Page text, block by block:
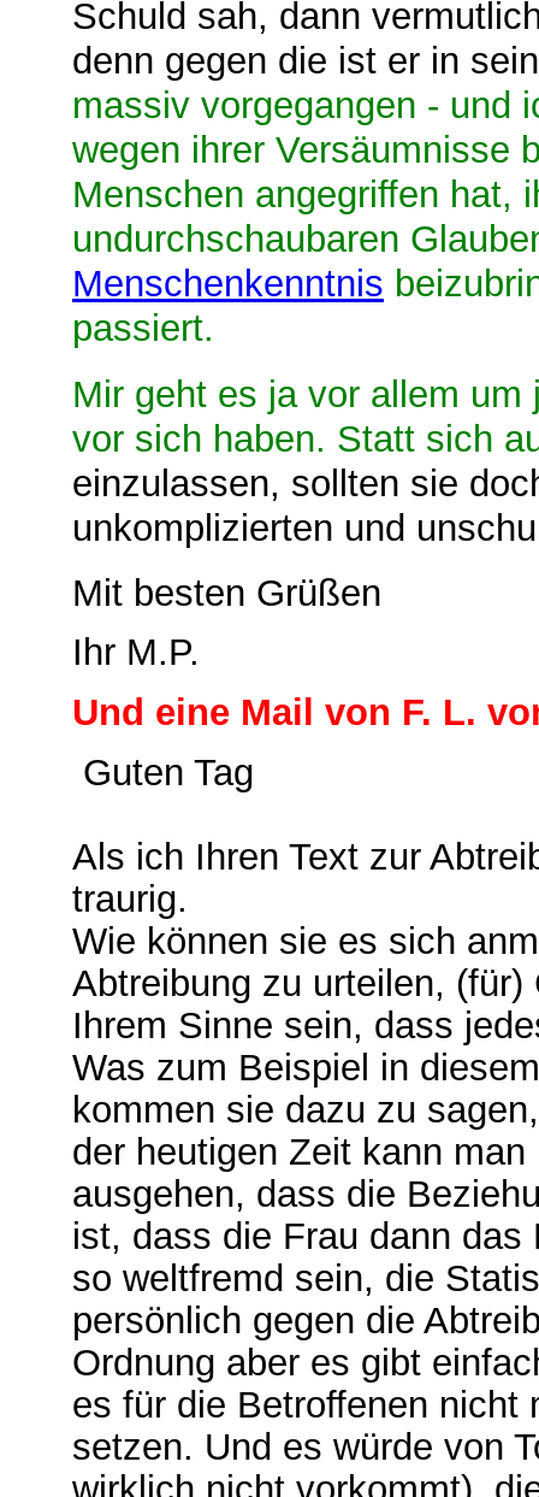
Schuld sah, dann
denn gegen die ist er in
massiv vorgegangen - und
wegen ihrer Versäumnisse
Menschen angegriffen hat,
undurchschaubaren
Menschenkenntnis
passiert.
Mir geht es ja vor allem
vor sich haben. Statt sich
einzulassen, sollten sie
unkomplizierten und
Mit besten Grüßen
Ihr M.P.
Und eine Mail von F. L.
Guten Tag
Als ich Ihren Text zur
traurig.
Wie können sie es sich
Abtreibung zu urteilen,
Ihrem Sinne sein, dass
Was zum Beispiel in
kommen sie dazu zu
der heutigen Zeit kann
ausgehen, dass die
ist, dass die Frau dann
so weltfremd sein, die
persönlich gegen die
Ordnung aber es gibt
es für die Betroffenen nicht
setzen. Und es würde von